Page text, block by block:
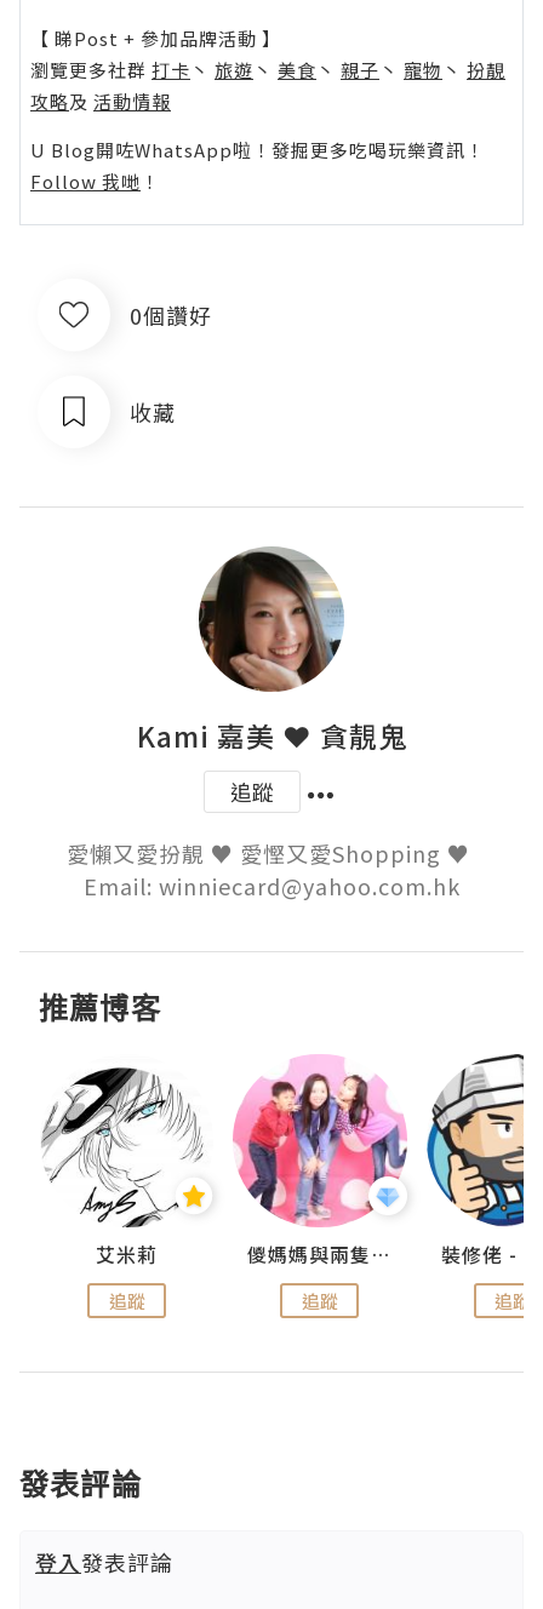
【 睇Post + 參加品牌活動 】
瀏覽更多社群 打卡 丶 旅遊 丶 美食 丶 親子 丶 寵物 丶 扮靚
攻略及 活動情報
U Blog開咗WhatsApp啦！發掘更多吃喝玩樂資訊！
Follow 我哋 ！
0個讚好
收藏
Kami 嘉美 ❤ 貪靚鬼
追蹤
愛懶又愛扮靚 ♥ 愛慳又愛Shopping ♥
Email: winniecard@yahoo.com.hk
推薦博客
艾米莉
追蹤
儍媽媽與兩隻小魔怪之家
追蹤 追蹤
發表評論
登入發表評論